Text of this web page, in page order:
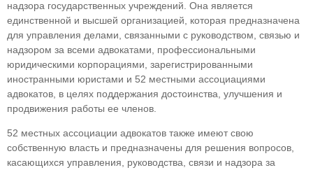
надзора государственных учреждений. Она является
единственной и выс­шей организацией, которая предназначена
для управления делами, связанными с руководством, связью и
надзором за всеми адвокатами, профес­сиональными
юридическими корпорациями, за­регистрированными
иностранными юристами и 52 местными ассоциациями
адвокатов, в целях поддержания достоинства, улучшения и
продви­жения работы ее членов.
52 местных ассоциации адвокатов также име­ют свою
собственную власть и предназначены для решения вопросов,
касающихся управления, ру­ководства, связи и надзора за